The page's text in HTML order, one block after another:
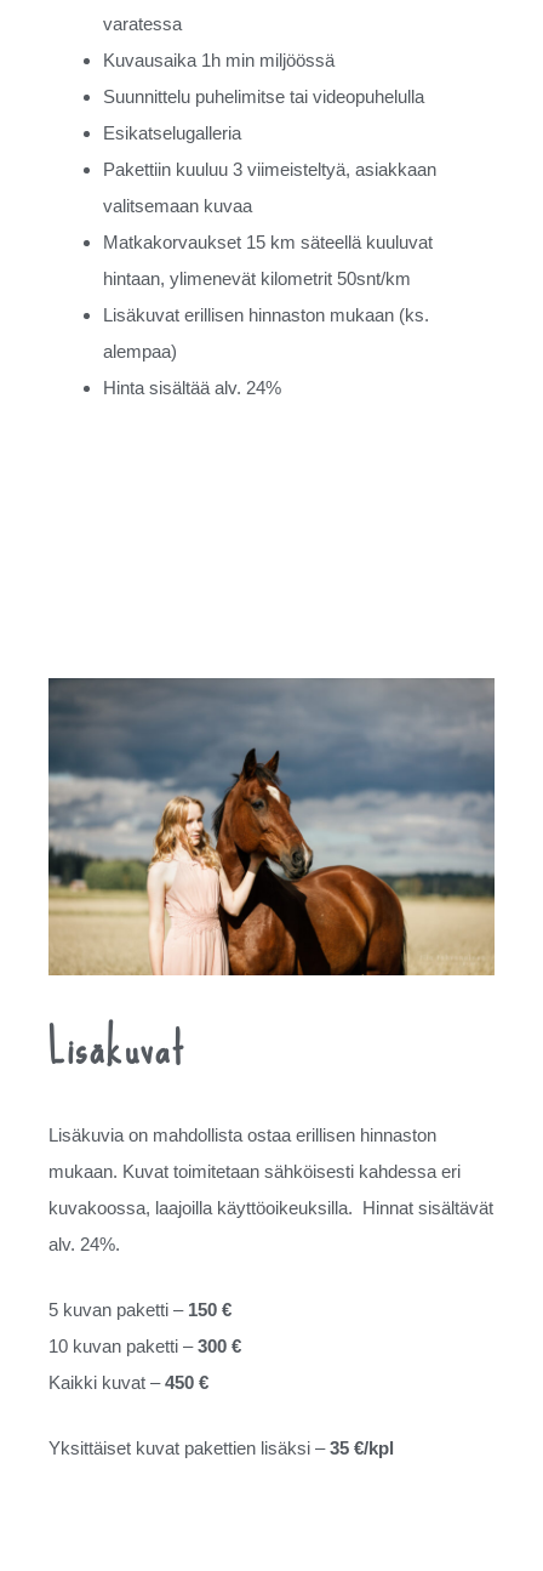
varatessa
Kuvausaika 1h min miljöössä
Suunnittelu puhelimitse tai videopuhelulla
Esikatselugalleria
Pakettiin kuuluu 3 viimeisteltyä, asiakkaan
valitsemaan kuvaa
Matkakorvaukset 15 km säteellä kuuluvat
hintaan, ylimenevät kilometrit 50snt/km
Lisäkuvat erillisen hinnaston mukaan (ks.
alempaa)
Hinta sisältää alv. 24%
Lisäkuvat
Lisäkuvia on mahdollista ostaa erillisen hinnaston
mukaan. Kuvat toimitetaan sähköisesti kahdessa eri
kuvakoossa, laajoilla käyttöoikeuksilla. Hinnat sisältävät
alv. 24%.
5 kuvan paketti – 150 €
10 kuvan paketti –300 €
Kaikki kuvat –450 €
Yksittäiset kuvat pakettien lisäksi –35 €/kpl